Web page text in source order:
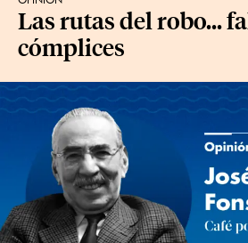
Las rutas del robo...
cómplices